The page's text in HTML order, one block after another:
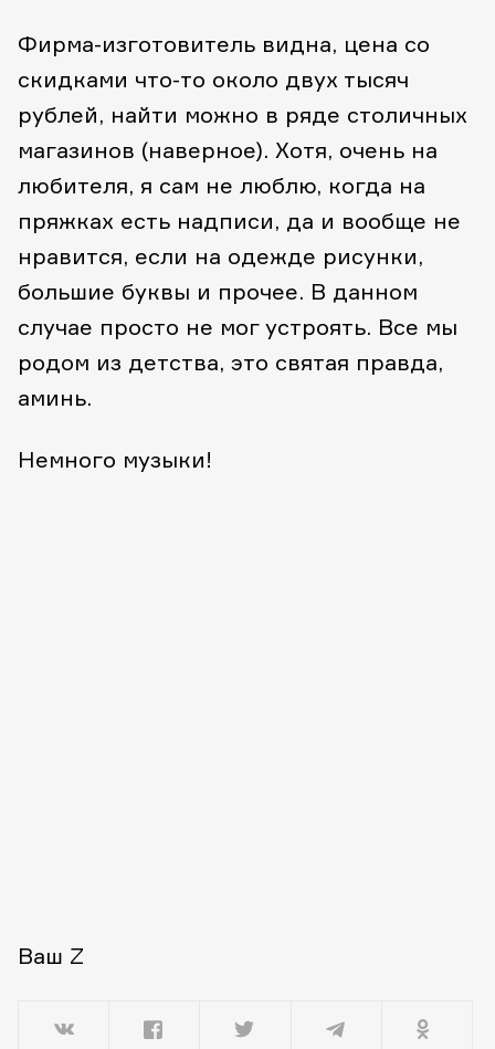
Фирма-изготовитель видна, цена со
скидками что-то около двух тысяч
рублей, найти можно в ряде столичных
магазинов (наверное). Хотя, очень на
любителя, я сам не люблю, когда на
пряжках есть надписи, да и вообще не
нравится, если на одежде рисунки,
большие буквы и прочее. В данном
случае просто не мог устроять. Все мы
родом из детства, это святая правда,
аминь.
Немного музыки!
Ваш Z